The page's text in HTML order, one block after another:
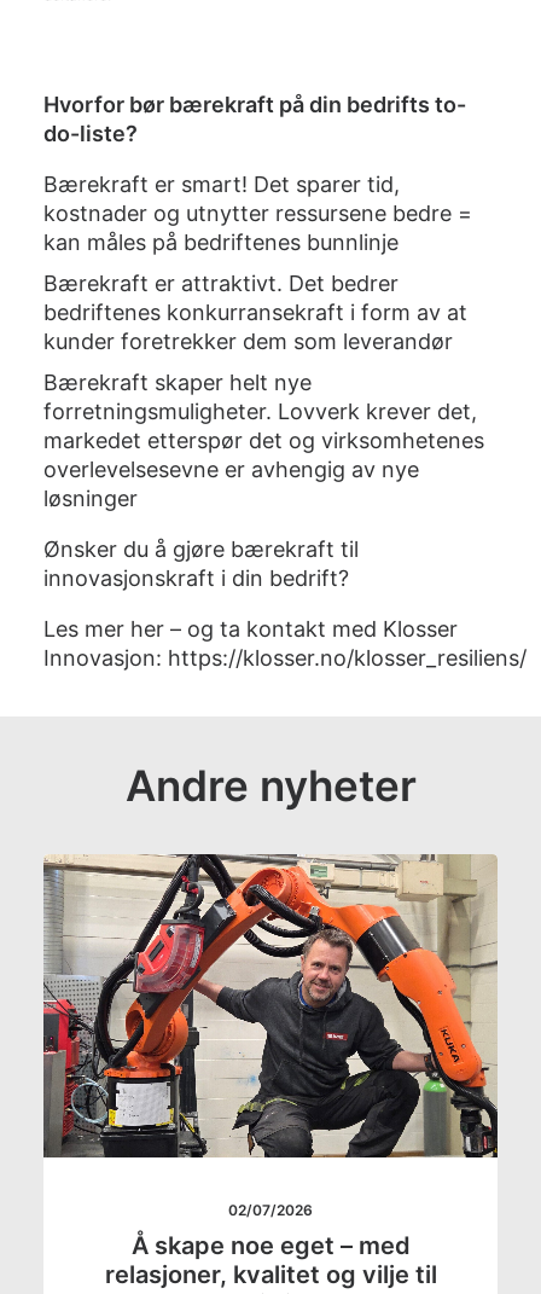
Hvorfor bør bærekraft på din bedrifts to-
do-liste?
Bærekraft er smart! Det sparer tid,
kostnader og utnytter ressursene bedre =
kan måles på bedriftenes bunnlinje
Bærekraft er attraktivt. Det bedrer
bedriftenes konkurransekraft i form av at
kunder foretrekker dem som leverandør
Bærekraft skaper helt nye
forretningsmuligheter. Lovverk krever det,
markedet etterspør det og virksomhetenes
overlevelsesevne er avhengig av nye
løsninger
Ønsker du å gjøre bærekraft til
innovasjonskraft i din bedrift?
Les mer her – og ta kontakt med Klosser
Innovasjon: https://klosser.no/klosser_resiliens/
Andre nyheter
02/07/2026
Å skape noe eget – med
relasjoner, kvalitet og vilje til